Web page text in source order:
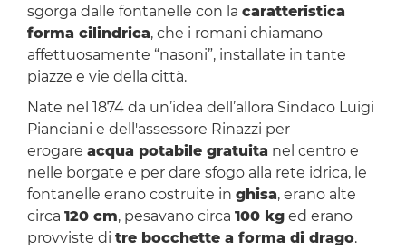
sgorga dalle fontanelle con la caratteristica
forma cilindrica, che i romani chiamano
affettuosamente “nasoni”, installate in tante
piazze e vie della città.
Nate nel 1874 da un’idea dell’allora Sindaco Luigi
Pianciani e dell'assessore Rinazzi per
erogare acqua potabile gratuita nel centro e
nelle borgate e per dare sfogo alla rete idrica, le
fontanelle erano costruite in ghisa, erano alte
circa 120 cm, pesavano circa 100 kged erano
provviste di tre bocchette a forma di drago.